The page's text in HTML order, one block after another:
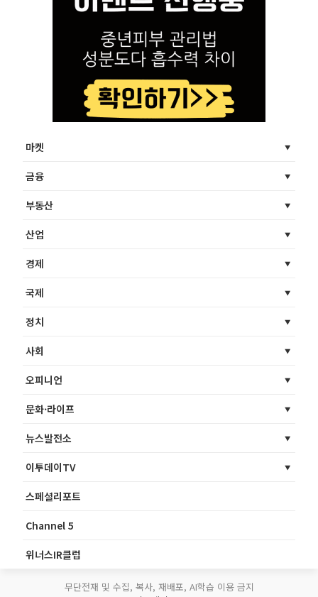
마켓
금융
부동산
산업
경제
국제
정치
사회
오피니언
문화·라이프
뉴스발전소
이투데이TV
스페셜리포트
Channel 5
위너스IR클럽
무단전재 및 수집, 복사, 재배포, AI학습 이용 금지